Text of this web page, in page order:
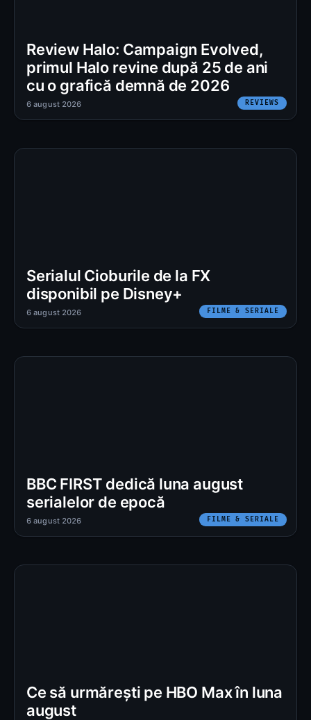
Review Halo: Campaign Evolved,
primul Halo revine după 25 de ani
cu o grafică demnă de 2026
REVIEWS
6 august 2026
Serialul Cioburile de la FX
disponibil pe Disney+
FILME & SERIALE
6 august 2026
BBC FIRST dedică luna august
serialelor de epocă
FILME & SERIALE
6 august 2026
Ce să urmărești pe HBO Max în luna
august